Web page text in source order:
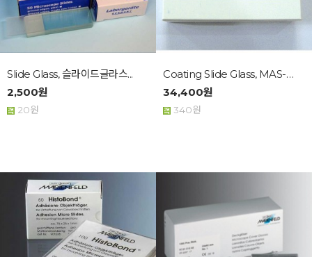
Slide Glass, 슬라이드글라스...
2,500원
20원
Coating Slide Glass, MAS-GP,...
34,400원
340원